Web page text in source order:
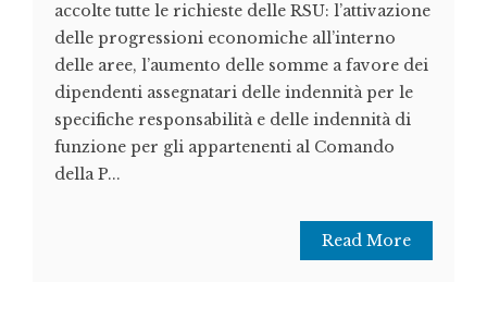
accolte tutte le richieste delle RSU: l’attivazione
delle progressioni economiche all’interno
delle aree, l’aumento delle somme a favore dei
dipendenti assegnatari delle indennità per le
specifiche responsabilità e delle indennità di
funzione per gli appartenenti al Comando
della P...
Read More